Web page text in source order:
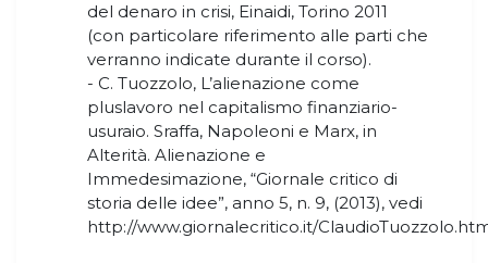
del denaro in crisi, Einaidi, Torino 2011
(con particolare riferimento alle parti che
verranno indicate durante il corso).
- C. Tuozzolo, L’alienazione come
pluslavoro nel capitalismo finanziario-
usuraio. Sraffa, Napoleoni e Marx, in
Alterità. Alienazione e
Immedesimazione, “Giornale critico di
storia delle idee”, anno 5, n. 9, (2013), vedi
http://www.giornalecritico.it/